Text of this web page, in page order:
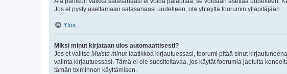
Jos et pysty asettamaan salasanaasi uudelleen, ota yhteyttä foorumin ylläpitäjään.
Ylös
Miksi minut kirjataan ulos automaattisesti?
Jos et valitse Muista minut-laatikkoa kirjautuessasi, foorumi pitää sinut
valinta kirjautuessasi. Tämä ei ole suositeltavaa, jos käytät foorumia jaetulta
tämän toiminnon käyttämisen.